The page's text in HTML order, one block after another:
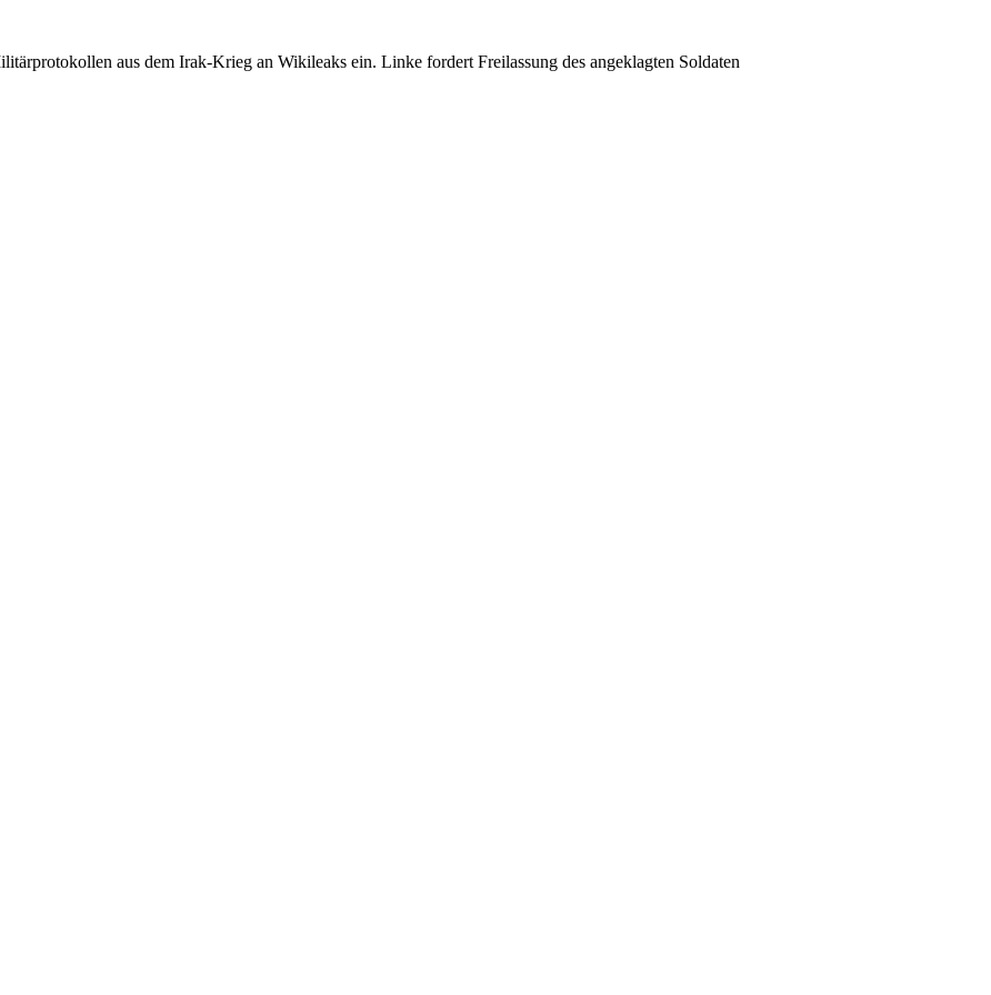
aus dem Irak-Krieg an Wikileaks ein. Linke fordert Freilassung des angeklagten Soldaten